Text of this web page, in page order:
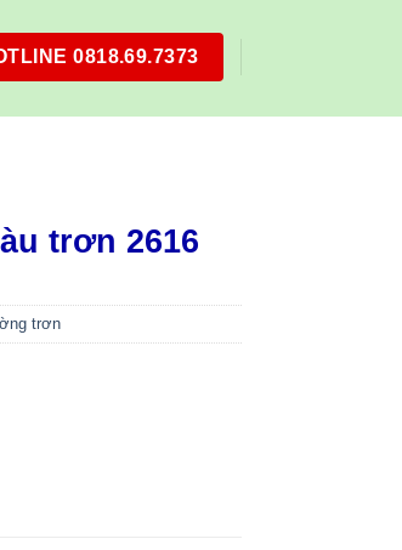
0818.69.7373
trơn 2616
trơn